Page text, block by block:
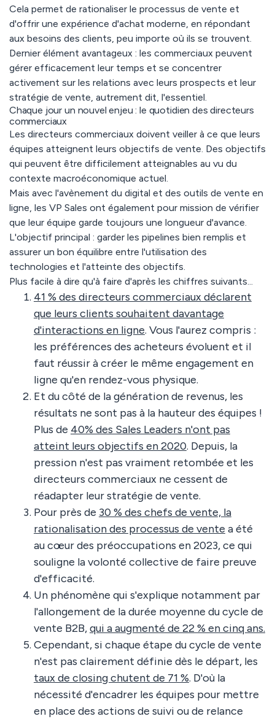
Cela permet de rationaliser le processus de vente et
d'offrir une expérience d'achat moderne, en répondant
aux besoins des clients, peu importe où ils se trouvent.
Dernier élément avantageux : les commerciaux peuvent
gérer efficacement leur temps et se concentrer
activement sur les relations avec leurs prospects et leur
stratégie de vente, autrement dit, l'essentiel.
Chaque jour un nouvel enjeu : le quotidien des directeurs
commerciaux
Les directeurs commerciaux doivent veiller à ce que leurs
équipes atteignent leurs objectifs de vente. Des objectifs
qui peuvent être difficilement atteignables au vu du
contexte macroéconomique actuel.
Mais avec l'avènement du digital et des outils de vente en
ligne, les VP Sales ont également pour mission de vérifier
que leur équipe garde toujours une longueur d'avance.
L'objectif principal : garder les pipelines bien remplis et
assurer un bon équilibre entre l'utilisation des
technologies et l'atteinte des objectifs.
Plus facile à dire qu'à faire d'après les chiffres suivants...
41 % des directeurs commerciaux déclarent
que leurs clients souhaitent davantage
d'interactions en ligne. Vous l'aurez compris :
les préférences des acheteurs évoluent et il
faut réussir à créer le même engagement en
ligne qu'en rendez-vous physique.
Et du côté de la génération de revenus, les
résultats ne sont pas à la hauteur des équipes !
Plus de 40% des Sales Leaders n'ont pas
atteint leurs objectifs en 2020. Depuis, la
pression n'est pas vraiment retombée et les
directeurs commerciaux ne cessent de
réadapter leur stratégie de vente.
Pour près de 30 % des chefs de vente, la
rationalisation des processus de vente a été
au cœur des préoccupations en 2023, ce qui
souligne la volonté collective de faire preuve
d'efficacité.
Un phénomène qui s'explique notamment par
l'allongement de la durée moyenne du cycle de
vente B2B,qui a augmenté de 22 % en cinq ans.
Cependant, si chaque étape du cycle de vente
n'est pas clairement définie dès le départ, les
taux de closing chutent de 71 %. D'où la
nécessité d'encadrer les équipes pour mettre
en place des actions de suivi ou de relance